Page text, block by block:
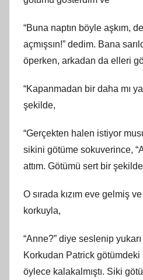
“Buna naptın böyle aşkım,
açmışsın!” dedim. Bana
öperken, arkadan da elleri
“Kapanmadan bir daha mı
şekilde,
“Gerçekten halen istiyor
sikini götüme sokuverince,
attım. Götümü sert bir
O sırada kızım eve gelmiş
korkuyla,
“Anne?” diye seslenip
Korkudan Patrick götümdeki
öylece kalakalmıştı. Siki